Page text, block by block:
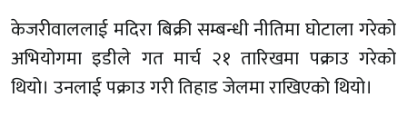
केजरीवाललाई मदिरा बिक्री सम्बन्धी नीतिमा घोटाला गरेको
अभियोगमा इडीले गत मार्च २१ तारिखमा पक्राउ गरेको
थियो। उनलाई पक्राउ गरी तिहाड जेलमा राखिएको थियो।